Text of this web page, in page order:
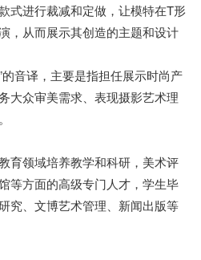
式进行裁减和定做，让模特在T形
，从而展示其创造的主题和设计
音译，主要是指担任展示时尚产
大众审美需求、表现摄影艺术理
育领域培养教学和科研，美术评
等方面的高级专门人才，学生毕
究、文博艺术管理、新闻出版等